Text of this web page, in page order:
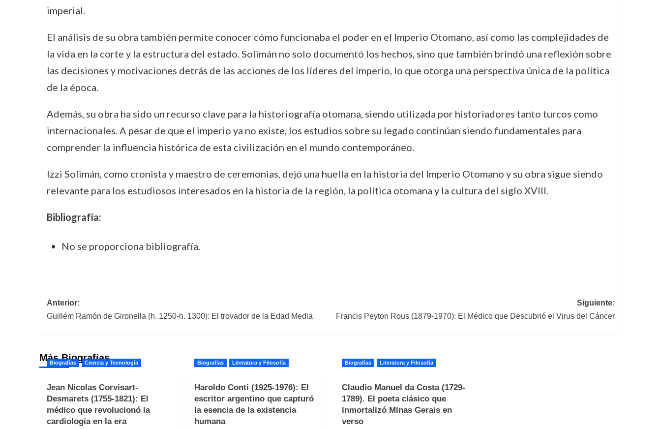
imperial.
El análisis de su obra también permite conocer cómo funcionaba el poder en el Imperio Otomano, así como las complejidades de
la vida en la corte y la estructura del estado. Solimán no solo documentó los hechos, sino que también brindó una reflexión sobre
las decisiones y motivaciones detrás de las acciones de los líderes del imperio, lo que otorga una perspectiva única de la política
de la época.
Además, su obra ha sido un recurso clave para la historiografía otomana, siendo utilizada por historiadores tanto turcos como
internacionales. A pesar de que el imperio ya no existe, los estudios sobre su legado continúan siendo fundamentales para
comprender la influencia histórica de esta civilización en el mundo contemporáneo.
Izzi Solimán, como cronista y maestro de ceremonias, dejó una huella en la historia del Imperio Otomano y su obra sigue siendo
relevante para los estudiosos interesados en la historia de la región, la política otomana y la cultura del siglo XVIII.
Bibliografía:
No se proporciona bibliografía.
Navegación
Anterior:
Guillém Ramón de Gironella (h. 1250-h. 1300): El trovador de la Edad Media
Siguiente:
Francis Peyton Rous (1879-1970): El Médico que Descubrió el Virus del Cáncer
Más Biografías
Biografías Ciencia y Tecnología
Jean Nicolas Corvisart-
Desmarets (1755-1821): El
médico que revolucionó la
cardiología en la era
Biografías Literatura y Filosofía
Haroldo Conti (1925-1976): El
escritor argentino que capturó
la esencia de la existencia
humana
Biografías Literatura y Filosofía
Claudio Manuel da Costa (1729-
1789). El poeta clásico que
inmortalizó Minas Gerais en
verso